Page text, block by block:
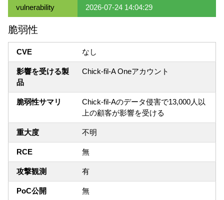
vulnerability 2026-07-24 14:04:29
脆弱性
CVE なし
影響を受ける製
品
Chick-fil-A Oneアカウント
脆弱性サマリ
Chick-fil-Aのデータ侵害で13,000人以
上の顧客が影響を受ける
重大度 不明
RCE 無
攻撃観測 有
PoC公開 無